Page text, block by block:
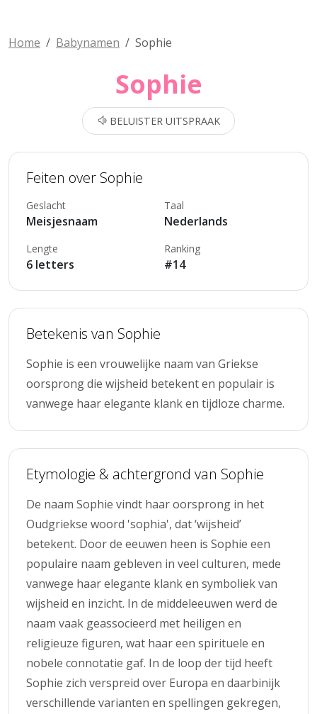
Home Babynamen Sophie
Sophie
BELUISTER UITSPRAAK
Feiten over Sophie
Geslacht
Meisjesnaam
Taal
Nederlands
Lengte
6 letters
Ranking
#14
Betekenis van Sophie
Sophie is een vrouwelijke naam van Griekse
oorsprong die wijsheid betekent en populair is
vanwege haar elegante klank en tijdloze charme.
Etymologie & achtergrond van Sophie
De naam Sophie vindt haar oorsprong in het
Oudgriekse woord 'sophia', dat ‘wijsheid’
betekent. Door de eeuwen heen is Sophie een
populaire naam gebleven in veel culturen, mede
vanwege haar elegante klank en symboliek van
wijsheid en inzicht. In de middeleeuwen werd de
naam vaak geassocieerd met heiligen en
religieuze figuren, wat haar een spirituele en
nobele connotatie gaf. In de loop der tijd heeft
Sophie zich verspreid over Europa en daarbinijk
verschillende varianten en spellingen gekregen,